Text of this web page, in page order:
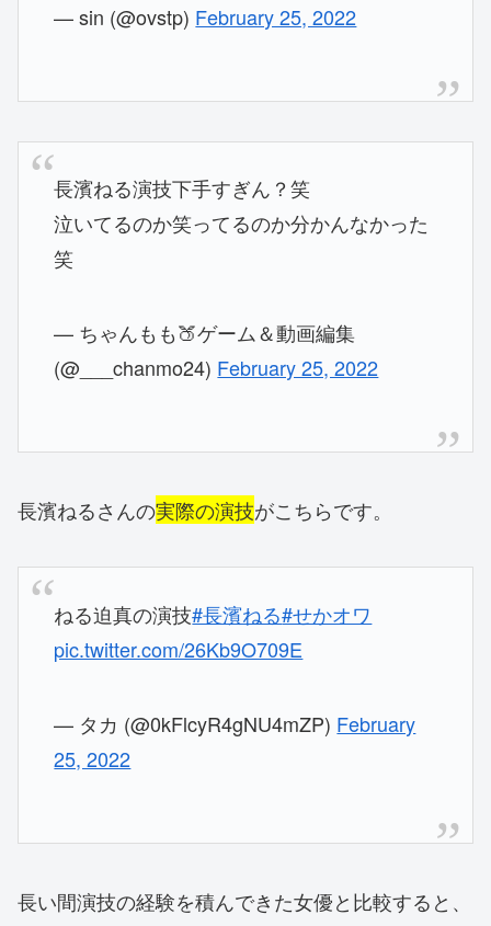
— sin (@ovstp) February 25, 2022
長濱ねる演技下手すぎん？笑
泣いてるのか笑ってるのか分かんなかった
笑
— ちゃんもも🍑ゲーム＆動画編集
(@___chanmo24) February 25, 2022
長濱ねるさんの実際の演技がこちらです。
ねる迫真の演技#長濱ねる#せかオワ
pic.twitter.com/26Kb9O709E
— タカ (@0kFlcyR4gNU4mZP) February
25, 2022
長い間演技の経験を積んできた女優と比較すると、